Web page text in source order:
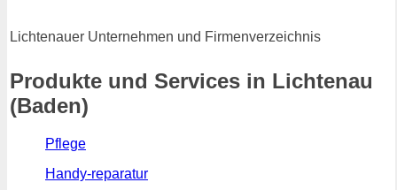
Lichtenauer Unternehmen und Firmenverzeichnis
Produkte und Services in Lichtenau
(Baden)
Pflege
Handy-reparatur